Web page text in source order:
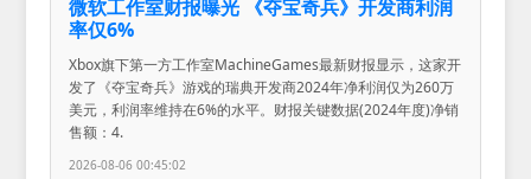
微软工作室财报曝光 《夺宝奇兵》开发商利润
率仅6%
Xbox旗下第一方工作室MachineGames最新财报显示，这家开
发了《夺宝奇兵》游戏的瑞典开发商2024年净利润仅为260万
美元，利润率维持在6%的水平。财报关键数据(2024年度)净销
售额：4.
2026-08-06 00:45:02